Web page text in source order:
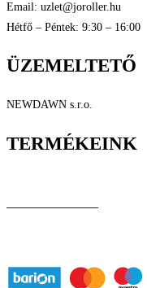
Email: uzlet@joroller.hu
Hétfő – Péntek: 9:30 – 16:00
ÜZEMELTETŐ
NEWDAWN s.r.o.
TERMÉKEINK